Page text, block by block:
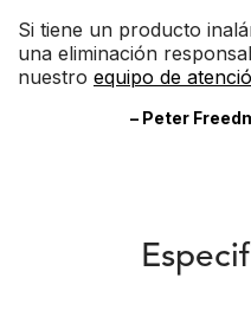
Si tiene un producto
una eliminación
nuestro equipo de
– Peter